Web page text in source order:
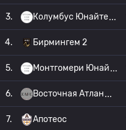
3. Колумбус Юнайте
4. Бирмингем 2
5. Монтгомери Юнай
6. Восточная Атлан
7. Апотеос